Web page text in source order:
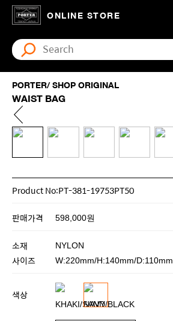
ONLINE STORE
PORTER/ SHOP ORIGINAL
WAIST BAG
Product No:PT-381-19753PT50
판매가격 598,000원
소재 NYLON
사이즈 W:220mm/H:140mm/D:110mm
색상